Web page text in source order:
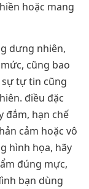
hoặc mang
dưng nhiên,
cũng bao
tự tin cũng
điều đặc
đắm, hạn chế
cảm hoặc vô
hình họa, hãy
đúng mực,
bạn dùng